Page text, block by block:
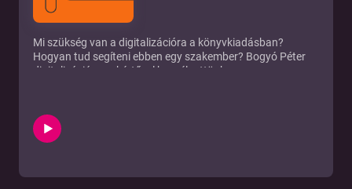
Mi szükség van a digitalizációra a könyvkiadásban?
Hogyan tud segíteni ebben egy szakember? Bogyó Péter
digitalizációs szakértővel beszélgettünk.